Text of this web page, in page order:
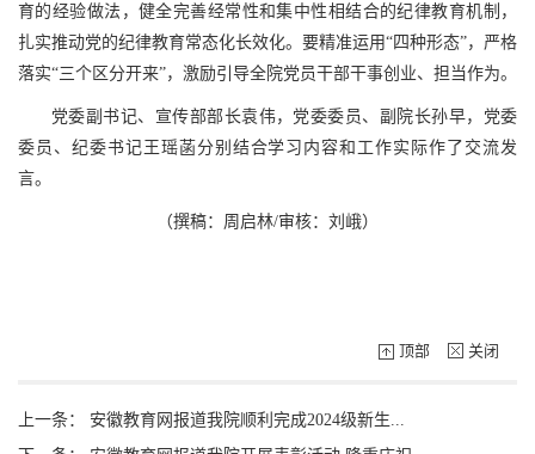
育的经验做法，健全完善经常性和集中性相结合的纪律教育机制，
扎实推动党的纪律教育常态化长效化。要精准运用“四种形态”，严格
落实“三个区分开来”，激励引导全院党员干部干事创业、担当作为。
党委副书记、宣传部部长袁伟，党委委员、副院长孙早，党委
委员、纪委书记王瑶菡分别结合学习内容和工作实际作了交流发
言。
（撰稿：周启林/审核：刘峨）
顶部 关闭
上一条： 安徽教育网报道我院顺利完成2024级新生...